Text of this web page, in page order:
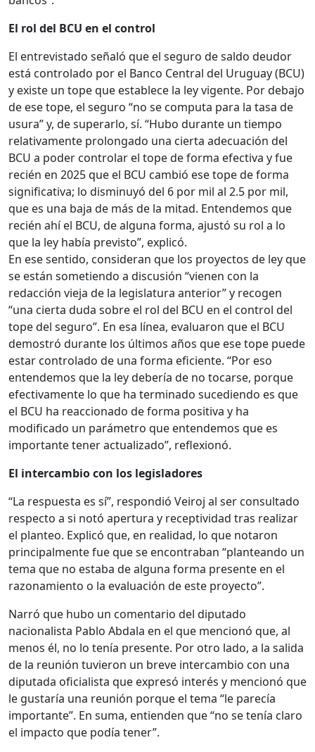
El rol del BCU en el control
El entrevistado señaló que el seguro de saldo deudor
está controlado por el Banco Central del Uruguay (BCU)
y existe un tope que establece la ley vigente. Por debajo
de ese tope, el seguro “no se computa para la tasa de
usura” y, de superarlo, sí. “Hubo durante un tiempo
relativamente prolongado una cierta adecuación del
BCU a poder controlar el tope de forma efectiva y fue
recién en 2025 que el BCU cambió ese tope de forma
significativa; lo disminuyó del 6 por mil al 2.5 por mil,
que es una baja de más de la mitad. Entendemos que
recién ahí el BCU, de alguna forma, ajustó su rol a lo
que la ley había previsto”, explicó.
En ese sentido, consideran que los proyectos de ley que
se están sometiendo a discusión “vienen con la
redacción vieja de la legislatura anterior” y recogen
“una cierta duda sobre el rol del BCU en el control del
tope del seguro”. En esa línea, evaluaron que el BCU
demostró durante los últimos años que ese tope puede
estar controlado de una forma eficiente. “Por eso
entendemos que la ley debería de no tocarse, porque
efectivamente lo que ha terminado sucediendo es que
el BCU ha reaccionado de forma positiva y ha
modificado un parámetro que entendemos que es
importante tener actualizado”, reflexionó.
El intercambio con los legisladores
“La respuesta es sí”, respondió Veiroj al ser consultado
respecto a si notó apertura y receptividad tras realizar
el planteo. Explicó que, en realidad, lo que notaron
principalmente fue que se encontraban “planteando un
tema que no estaba de alguna forma presente en el
razonamiento o la evaluación de este proyecto”.
Narró que hubo un comentario del diputado
nacionalista Pablo Abdala en el que mencionó que, al
menos él, no lo tenía presente. Por otro lado, a la salida
de la reunión tuvieron un breve intercambio con una
diputada oficialista que expresó interés y mencionó que
le gustaría una reunión porque el tema “le parecía
importante”. En suma, entienden que “no se tenía claro
el impacto que podía tener”.